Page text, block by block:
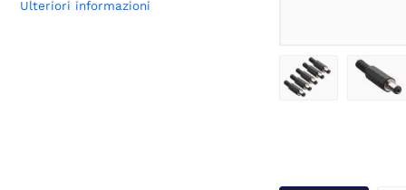
Ulteriori informazioni